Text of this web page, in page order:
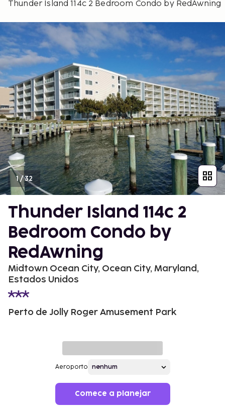
Thunder Island 114c 2 Bedroom Condo by RedAwning
1/32
Thunder Island 114c 2
Bedroom Condo by
RedAwning
Midtown Ocean City, Ocean City, Maryland,
Estados Unidos
Perto de Jolly Roger Amusement Park
Aeroporto
Comece a planejar